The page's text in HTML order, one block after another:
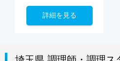
詳細を見る